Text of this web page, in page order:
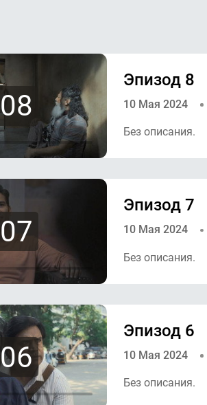
08
Эпизод 8
10 Мая 2024
Без описания.
07
Эпизод 7
10 Мая 2024
Без описания.
06
Эпизод 6
10 Мая 2024
Без описания.